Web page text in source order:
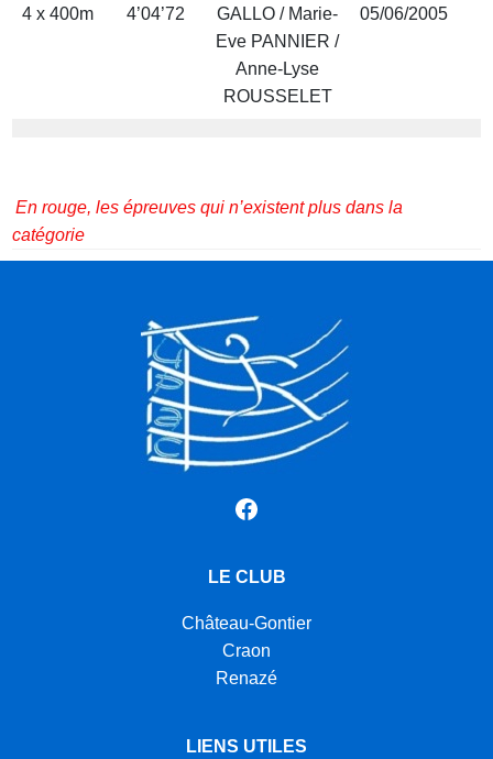
4 x 400m 4’04’72
GALLO / Marie-
Eve PANNIER /
Anne-Lyse
ROUSSELET
05/06/2005
En rouge, les épreuves qui n’existent plus dans la
catégorie
Facebook
LE CLUB
Château-Gontier
Craon
Renazé
LIENS UTILES